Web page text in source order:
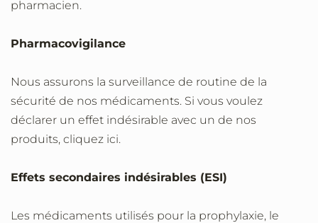
pharmacien.
Pharmacovigilance
Nous assurons la surveillance de routine de la
sécurité de nos médicaments. Si vous voulez
déclarer un effet indésirable avec un de nos
produits, cliquez ici.
Effets secondaires indésirables (ESI)
Les médicaments utilisés pour la prophylaxie, le